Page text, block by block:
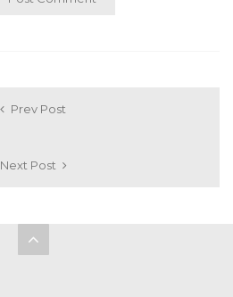
Prev Post
Next Post